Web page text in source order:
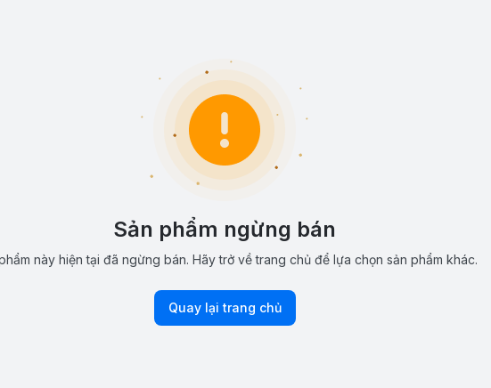
Sản phẩm ngừng bán
này hiện tại đã ngừng bán. Hãy trở về trang chủ để lựa chọn sản phẩm khác.
Quay lại trang chủ